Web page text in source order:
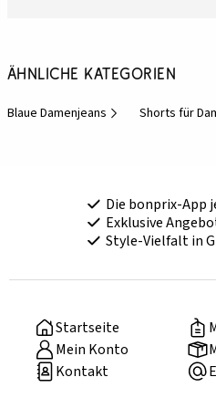
Ähnliche Kategorien
Blaue Damenjeans Shorts für
Die bonprix-App
Exklusive
Style-Vielfalt in
Startseite
Mein Konto
Kontakt